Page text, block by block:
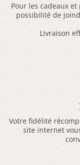
Pour les cadeaux
possibilité de
Livraison
Votre fidélité
site internet